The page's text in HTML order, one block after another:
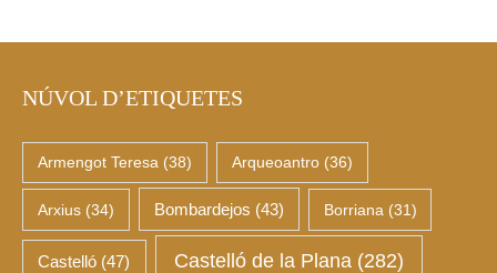
NÚVOL D’ETIQUETES
Armengot Teresa (38) Arqueoantro(36)
Arxius(34) Bombardejos (43) Borriana (31)
Castelló (47) Castelló de la Plana (282)